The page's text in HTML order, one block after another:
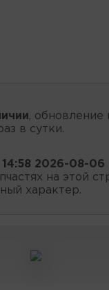
, обновление
в сутки.
14:58 2026-08-06
на этой
характер.